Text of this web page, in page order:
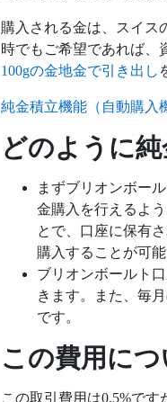
購入される金は、スイス
時でもご希望であれば、
100gの金地金で引き出し
純金積立機能（自動購入
どのように
まずブリオンボー
金購入を行えるよ
とで、口座に保有
購入することが可能
ブリオンボールト
きます。また、毎
です。
この費用につ
この取引費用は0.5%で